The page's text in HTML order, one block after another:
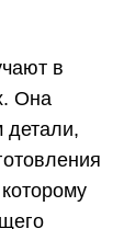
в
Она
детали,